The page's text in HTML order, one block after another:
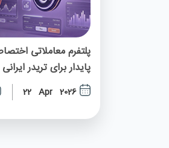
پلتفرم معاملاتی
پایدار برای تریدر
22 Apr 2026